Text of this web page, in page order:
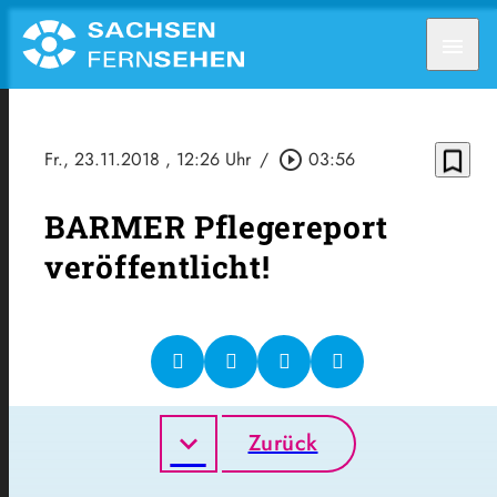
Fr., 23.11.2018 , 12:26 Uhr / play_circle_outline 03:56 bookmark_border
BARMER Pflegereport
veröffentlicht!
Zurück